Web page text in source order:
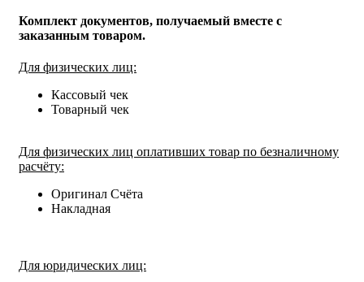
Комплект документов, получаемый вместе с
заказанным товаром.
Для физических лиц:
Кассовый чек
Товарный чек
Для физических лиц оплативших товар по безналичному
расчёту:
Оригинал Счёта
Накладная
Для юридических лиц: